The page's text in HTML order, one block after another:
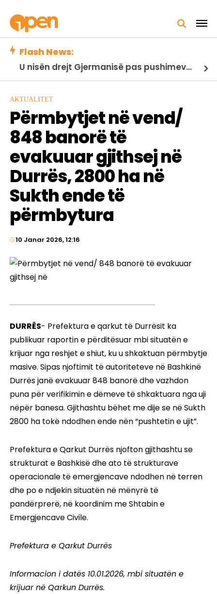
Flash News:
Ekzekutimi i Edmond Sulës, policia ushtron kontrolle banesash, raportohet për disa të shoqëruar
AKTUALITET
Përmbytjet në vend/
848 banorë të
evakuuar gjithsej në
Durrës, 2800 ha në
Sukth ende të
përmbytura
10 Janar 2026, 12:16
DURRËS- Prefektura e qarkut të Durrësit ka
publikuar raportin e përditësuar mbi situatën e
krijuar nga reshjet e shiut, ku u shkaktuan përmbytje
masive. Sipas njoftimit të autoriteteve në Bashkinë
Durrës janë evakuuar 848 banorë dhe vazhdon
puna për verifikimin e dëmeve të shkaktuara nga uji
nëpër banesa. Gjithashtu bëhet me dije se në Sukth
2800 ha tokë ndodhen ende nën “pushtetin e ujit”.
Prefektura e Qarkut Durrës njofton gjithashtu se
strukturat e Bashkisë dhe ato të strukturave
operacionale të emergjencave ndodhen në terren
dhe po e ndjekin situatën në mënyrë të
pandërprerë, në koordinim me Shtabin e
Emergjencave Civile.
Prefektura e Qarkut Durrës
Informacion i datës 10.01.2026, mbi situatën e
krijuar në Qarkun Durrës.